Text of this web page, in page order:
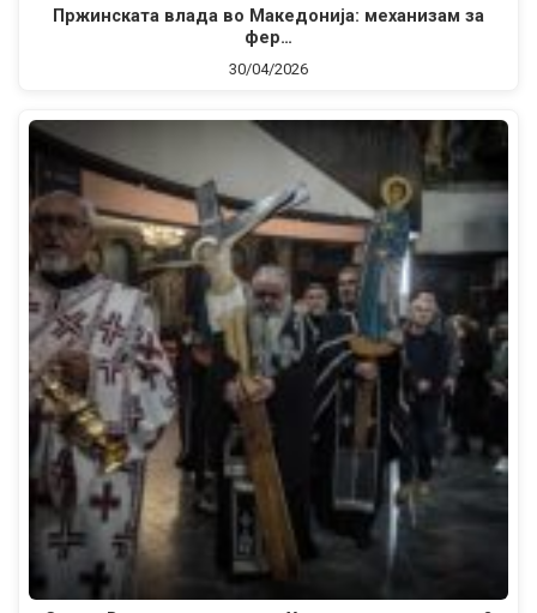
Пржинската влада во Македонија: механизам за
фер…
30/04/2026